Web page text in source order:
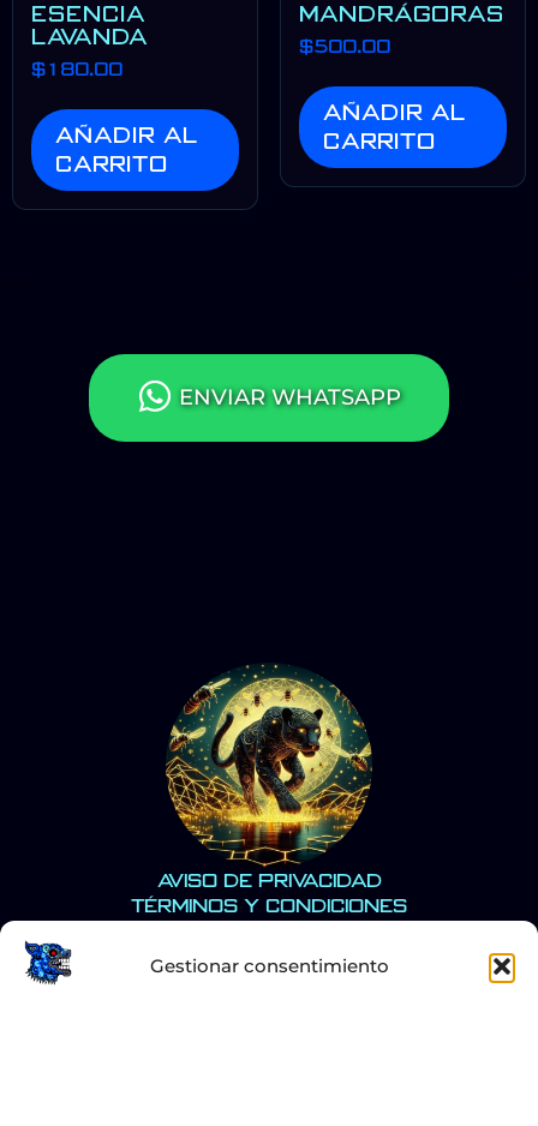
Gestionar consentimiento
ESENCIA
LAVANDA
$180.00
Añadir al
carrito
MANDRÁGORAS
$500.00
Añadir al
carrito
ENVIAR WHATSAPP
Aviso de Privacidad
Términos y Condiciones